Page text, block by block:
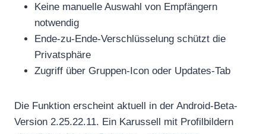
Keine manuelle Auswahl von Empfängern
notwendig
Ende-zu-Ende-Verschlüsselung schützt die
Privatsphäre
Zugriff über Gruppen-Icon oder Updates-Tab
Die Funktion erscheint aktuell in der Android-Beta-
Version 2.25.22.11. Ein Karussell mit Profilbildern